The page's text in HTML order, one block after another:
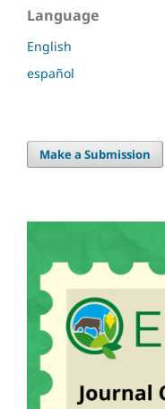
Language
English
español
Make a Submission